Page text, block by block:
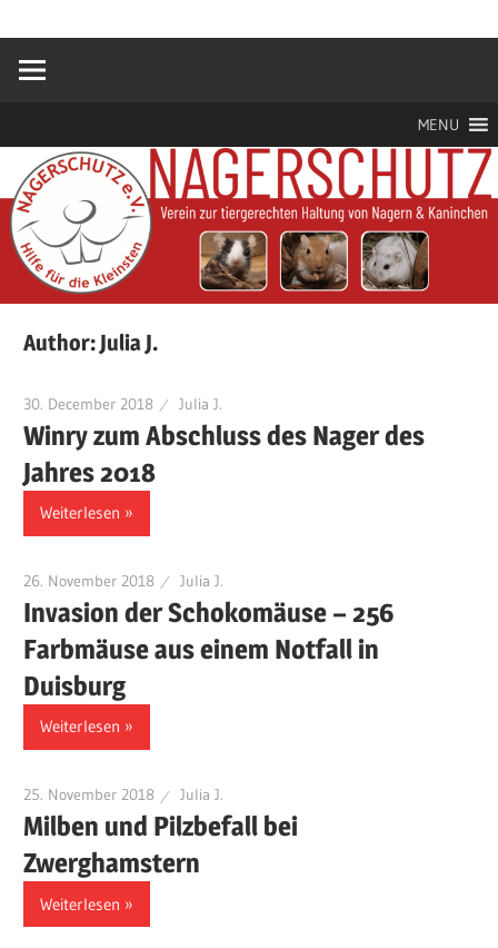
springen
Nagerschutz
für
MENU
Author:Julia J.
30. December 2018 Julia J.
Winry zum Abschluss des Nager des
Jahres 2018
Weiterlesen
26. November 2018 Julia J.
Invasion der Schokomäuse – 256
Farbmäuse aus einem Notfall in
Duisburg
Weiterlesen
25. November 2018 Julia J.
Milben und Pilzbefall bei
Zwerghamstern
Weiterlesen